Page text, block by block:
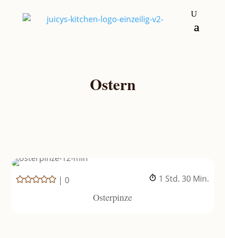
Ostern
|0 1 Stunde
Std. 30Minuten
Min.
Osterpinze